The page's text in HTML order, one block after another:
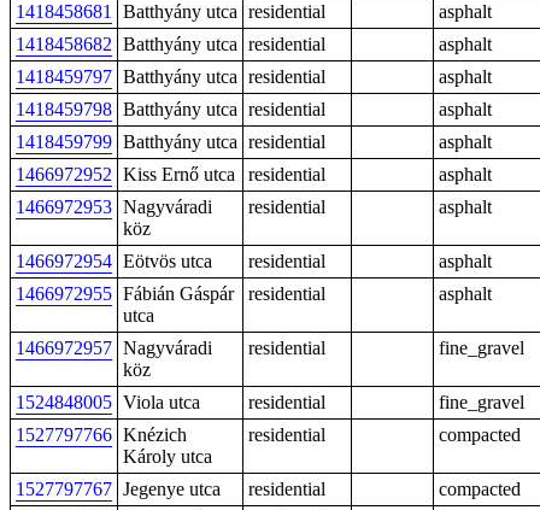
1418458681
Batthyány utca residential
asphalt
1418458682 Batthyány utca residential
asphalt
1418459797 Batthyány utca residential
asphalt
1418459798 Batthyány utca residential
asphalt
1418459799 Batthyány utca residential
asphalt
1466972952 Kiss Ernő utca residential
asphalt
1466972953 Nagyváradi
köz
residential asphalt
1466972954 Eötvös utca residential
asphalt
1466972955 Fábián Gáspár
utca
residential asphalt
1466972957 Nagyváradi
köz
residential fine_gravel
1524848005 Viola utca residential
fine_gravel
1527797766 Knézich
Károly utca
residential compacted
1527797767 Jegenye utca residential
compacted